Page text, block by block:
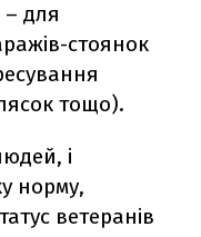
для
стоянок
тощо).
і
норму,
ветеранів